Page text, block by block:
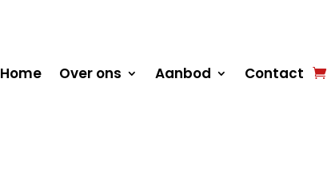
Home Over ons Aanbod Contact